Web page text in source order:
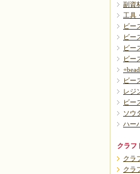
副資
工具
ビー
ビー
ビー
ビー
ビー
レジ
ビー
ソウ
ハー
クラフ
クラ
クラ